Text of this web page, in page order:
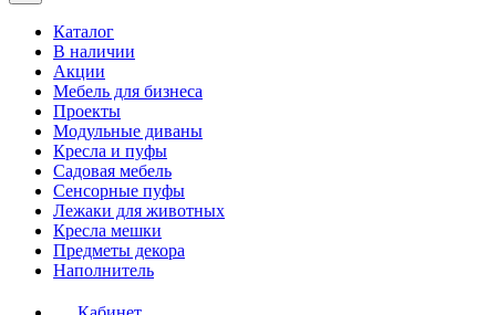
Каталог
В наличии
Акции
Мебель для бизнеса
Проекты
Модульные диваны
Кресла и пуфы
Садовая мебель
Сенсорные пуфы
Лежаки для животных
Кресла мешки
Предметы декора
Наполнитель